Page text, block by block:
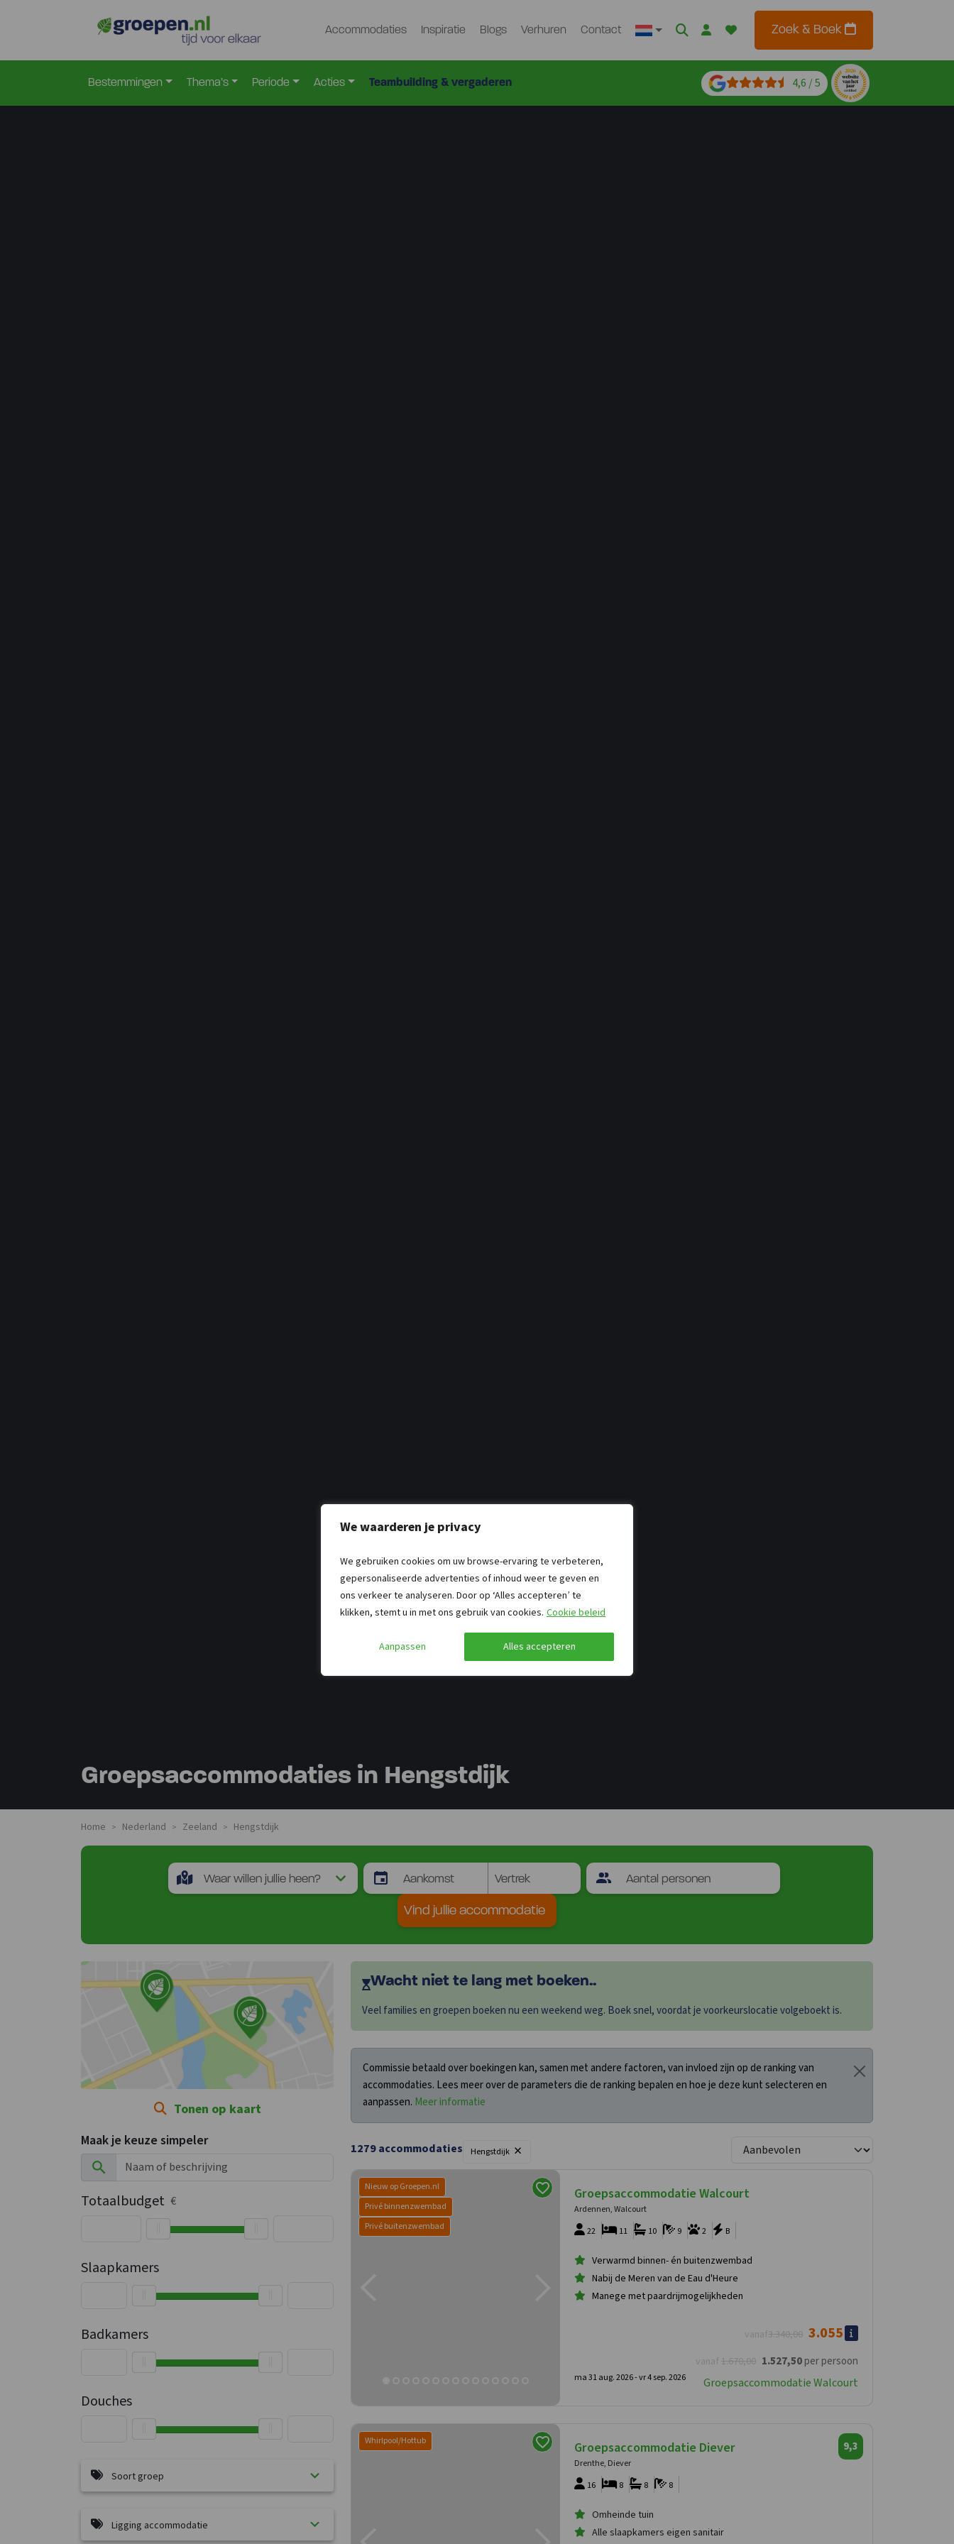
We waarderen je privacy
We gebruiken cookies om uw browse-ervaring te verbeteren,
gepersonaliseerde advertenties of inhoud weer te geven en
ons verkeer te analyseren. Door op ‘Alles accepteren’ te
klikken, stemt u in met ons gebruik van cookies. Cookie beleid
Aanpassen Alles accepteren
Accommodaties Inspiratie Blogs Verhuren Contact Zoek & Boek
Bestemmingen Thema’s Periode Acties Teambuilding & vergaderen 4,6 / 5
Groepsaccommodaties in Hengstdijk
Home > Nederland > Zeeland > Hengstdijk
Vind jullie accommodatie
Tonen op kaart
Maak je keuze simpeler
Totaalbudget €
Douches
Badkamers
Slaapkamers
Ligging accommodatie
Soort groep
Wacht niet te lang met boeken..
Veel families en groepen boeken nu een weekend weg. Boek snel, voordat je voorkeurslocatie volgeboekt is.
Commissie betaald over boekingen kan, samen met andere factoren, van invloed zijn op de ranking van
accommodaties. Lees meer over de parameters die de ranking bepalen en hoe je deze kunt selecteren en
aanpassen. Meer informatie
1279accommodaties Hengstdijk ×
Nieuw op Groepen.nl
Privé binnenzwembad
Privé buitenzwembad
Groepsaccommodatie Walcourt
Ardennen, Walcourt
22
2
9
10 B
11
Verwarmd binnen- én buitenzwembad
Nabij de Meren van de Eau d'Heure
Manege met paardrijmogelijkheden
vanaf 1.670,00 1.527,50per persoon
vanaf3.340,00 3.055
ma 31 aug. 2026 -vr 4 sep. 2026 Groepsaccommodatie Walcourt
Whirlpool/Hottub Groepsaccommodatie Diever
Drenthe, Diever
9,3
16 8
8
8
Omheinde tuin
Alle slaapkamers eigen sanitair